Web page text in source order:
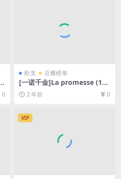
/
0
欧美 豆瓣榜单
[一诺千金]La promesse (199
6)[百度网盘+夸克网盘1080P
超清未删减资源][网盘在线播
放/下载][MP4/6.5GB][中文字
幕]
2 年前 0
VIP